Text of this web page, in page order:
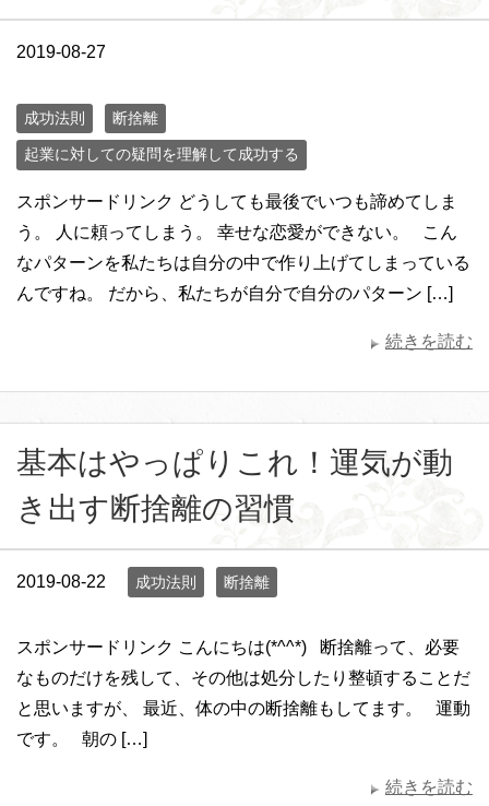
2019-08-27
成功法則 断捨離
起業に対しての疑問を理解して成功する
スポンサードリンク どうしても最後でいつも諦めてしま
う。 人に頼ってしまう。 幸せな恋愛ができない。 こん
なパターンを私たちは自分の中で作り上げてしまっている
んですね。 だから、私たちが自分で自分のパターン […]
続きを読む
基本はやっぱりこれ！運気が動
き出す断捨離の習慣
2019-08-22 成功法則 断捨離
スポンサードリンク こんにちは(*^^*) 断捨離って、必要
なものだけを残して、その他は処分したり整頓することだ
と思いますが、 最近、体の中の断捨離もしてます。 運動
です。 朝の […]
続きを読む